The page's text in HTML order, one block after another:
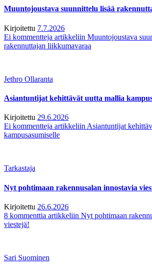
Muuntojoustava suunnittelu lisää
Kirjoitettu 7.7.2026
Ei kommentteja artikkeliin Muuntojoustava
rakennuttajan liikkumavaraa
Jethro Ollaranta
Asiantuntijat kehittävät uutta mallia
Kirjoitettu 29.6.2026
Ei kommentteja artikkeliin Asiantuntijat
kampusasumiselle
Tarkastaja
Nyt pohtimaan rakennusalan innostavia
Kirjoitettu 26.6.2026
8 kommenttia artikkeliin Nyt pohtimaan
viestejä!
Sari Suominen